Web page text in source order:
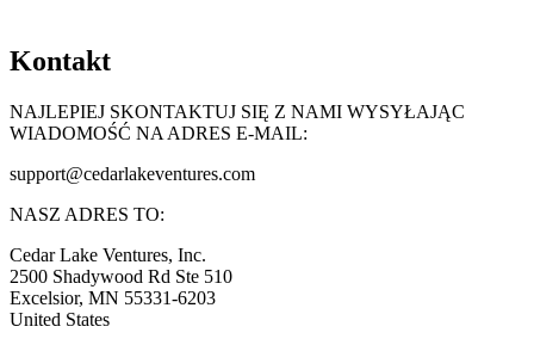
Kontakt
NAJLEPIEJ SKONTAKTUJ SIĘ Z NAMI WYSYŁAJĄC
WIADOMOŚĆ NA ADRES E-MAIL:
support@cedarlakeventures.com
NASZ ADRES TO:
Cedar Lake Ventures, Inc.
2500 Shadywood Rd Ste 510
Excelsior, MN 55331-6203
United States